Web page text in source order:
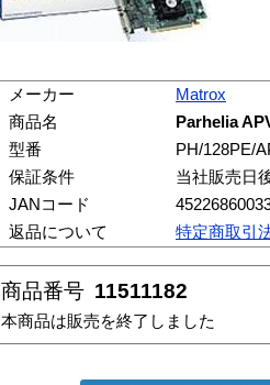
メーカー
Matrox
商品名
Parhelia
型番
PH/128PE/
保証条件
当社販売日
JANコード
返品について
特定商取引
商品番号 11511182
本商品は販売を終了しました